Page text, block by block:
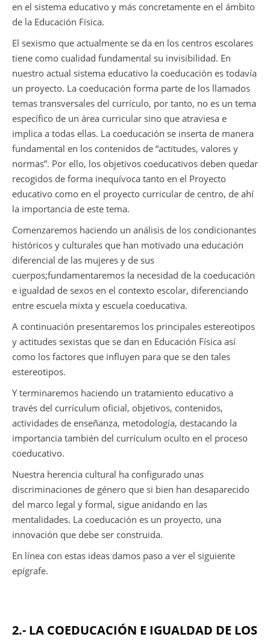
en el sistema educativo y más concretamente en el ámbito
de la Educación Física.
El sexismo que actualmente se da en los centros escolares
tiene como cualidad fundamental su invisibilidad. En
nuestro actual sistema educativo la coeducación es todavía
un proyecto. La coeducación forma parte de los llamados
temas transversales del currículo, por tanto, no es un tema
específico de un área curricular sino que atraviesa e
implica a todas ellas. La coeducación se inserta de manera
fundamental en los contenidos de “actitudes, valores y
normas”. Por ello, los objetivos coeducativos deben quedar
recogidos de forma inequívoca tanto en el Proyecto
educativo como en el proyecto curricular de centro, de ahí
la importancia de este tema.
Comenzaremos haciendo un análisis de los condicionantes
históricos y culturales que han motivado una educación
diferencial de las mujeres y de sus
cuerpos;fundamentaremos la necesidad de la coeducación
e igualdad de sexos en el contexto escolar, diferenciando
entre escuela mixta y escuela coeducativa.
A continuación presentaremos los principales estereotipos
y actitudes sexistas que se dan en Educación Física así
como los factores que influyen para que se den tales
estereotipos.
Y terminaremos haciendo un tratamiento educativo a
través del currículum oficial, objetivos, contenidos,
actividades de enseñanza, metodología, destacando la
importancia también del currículum oculto en el proceso
coeducativo.
Nuestra herencia cultural ha configurado unas
discriminaciones de género que si bien han desaparecido
del marco legal y formal, sigue anidando en las
mentalidades. La coeducación es un proyecto, una
innovación que debe ser construida.
En línea con estas ideas damos paso a ver el siguiente
epígrafe.
2.- LA COEDUCACIÓN E IGUALDAD DE LOS